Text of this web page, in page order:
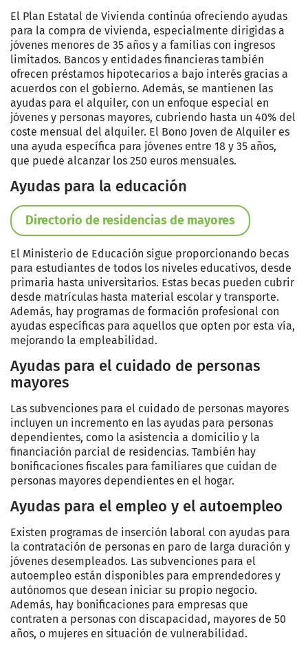
El Plan Estatal de Vivienda continúa ofreciendo ayudas
para la compra de vivienda, especialmente dirigidas a
jóvenes menores de 35 años y a familias con ingresos
limitados. Bancos y entidades financieras también
ofrecen préstamos hipotecarios a bajo interés gracias a
acuerdos con el gobierno. Además, se mantienen las
ayudas para el alquiler, con un enfoque especial en
jóvenes y personas mayores, cubriendo hasta un 40% del
coste mensual del alquiler. El Bono Joven de Alquiler es
una ayuda específica para jóvenes entre 18 y 35 años,
que puede alcanzar los 250 euros mensuales.
Ayudas para la educación
Directorio de residencias de mayores
El Ministerio de Educación sigue proporcionando becas
para estudiantes de todos los niveles educativos, desde
primaria hasta universitarios. Estas becas pueden cubrir
desde matrículas hasta material escolar y transporte.
Además, hay programas de formación profesional con
ayudas específicas para aquellos que opten por esta vía,
mejorando la empleabilidad.
Ayudas para el cuidado de personas
mayores
Las subvenciones para el cuidado de personas mayores
incluyen un incremento en las ayudas para personas
dependientes, como la asistencia a domicilio y la
financiación parcial de residencias. También hay
bonificaciones fiscales para familiares que cuidan de
personas mayores dependientes en el hogar.
Ayudas para el empleo y el autoempleo
Existen programas de inserción laboral con ayudas para
la contratación de personas en paro de larga duración y
jóvenes desempleados. Las subvenciones para el
autoempleo están disponibles para emprendedores y
autónomos que desean iniciar su propio negocio.
Además, hay bonificaciones para empresas que
contraten a personas con discapacidad, mayores de 50
años, o mujeres en situación de vulnerabilidad.